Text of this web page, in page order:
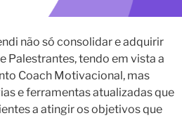
não só consolidar e adquirir
Palestrantes, tendo em vista a
Coach Motivacional, mas
e ferramentas atualizadas que
a atingir os objetivos que